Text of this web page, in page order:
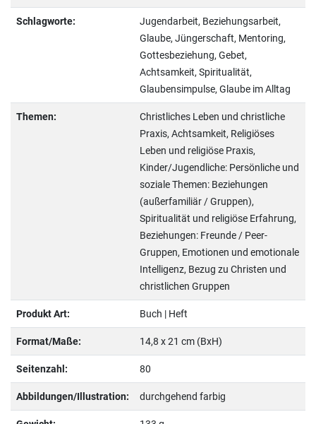
Schlagworte:
Jugendarbeit, Beziehungsarbeit,
Glaube, Jüngerschaft, Mentoring,
Gottesbeziehung, Gebet,
Achtsamkeit, Spiritualität,
Glaubensimpulse, Glaube im Alltag
Themen:
Christliches Leben und christliche
Praxis, Achtsamkeit, Religiöses
Leben und religiöse Praxis,
Kinder/Jugendliche: Persönliche und
soziale Themen: Beziehungen
(außerfamiliär / Gruppen),
Spiritualität und religiöse Erfahrung,
Beziehungen: Freunde / Peer-
Gruppen, Emotionen und emotionale
Intelligenz, Bezug zu Christen und
christlichen Gruppen
Produkt Art: Buch | Heft
Format/Maße: 14,8 x 21 cm (BxH)
Seitenzahl: 80
Abbildungen/Illustration: durchgehend farbig